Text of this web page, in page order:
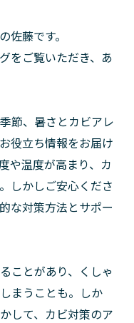
佐藤です。
をご覧いただき、あ
節、暑さとカビアレ
役立ち情報をお届け
や温度が高まり、カ
しかしご安心くださ
な対策方法とサポー
ことがあり、くしゃ
まうことも。しか
して、カビ対策のア